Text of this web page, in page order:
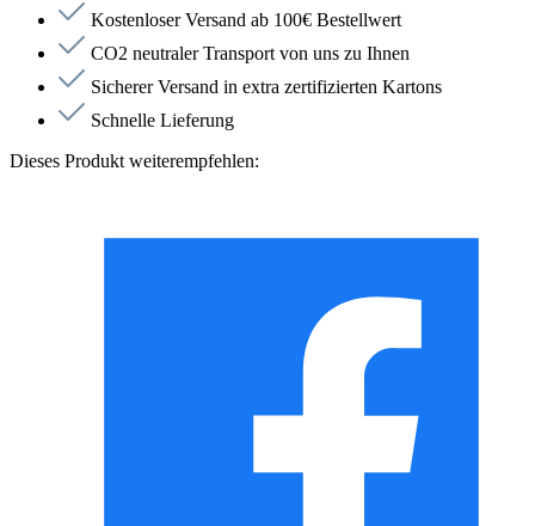
Kostenloser Versand ab 100€ Bestellwert
CO2 neutraler Transport von uns zu Ihnen
Sicherer Versand in extra zertifizierten Kartons
Schnelle Lieferung
Dieses Produkt weiterempfehlen: